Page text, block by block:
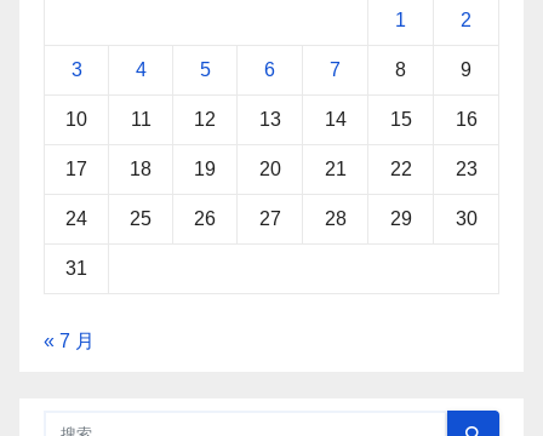
1 2
3 4 5 6 7 8 9
10 11 12 13 14 15 16
17 18 19 20 21 22 23
24 25 26 27 28 29 30
31
« 7 月